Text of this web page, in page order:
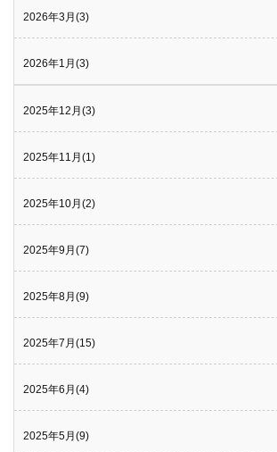
2026年3月(3)
2026年1月(3)
2025年12月(3)
2025年11月(1)
2025年10月(2)
2025年9月(7)
2025年8月(9)
2025年7月(15)
2025年6月(4)
2025年5月(9)